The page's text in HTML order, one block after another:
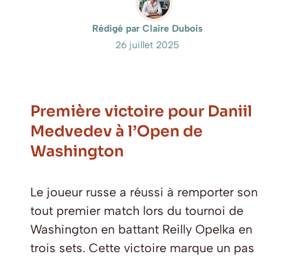
Rédigé par Claire Dubois
26 juillet 2025
Première victoire pour Daniil
Medvedev à l’Open de
Washington
Le joueur russe a réussi à remporter son
tout premier match lors du tournoi de
Washington en battant Reilly Opelka en
trois sets. Cette victoire marque un pas